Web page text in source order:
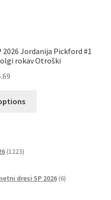
Jordanija Pickford #1
rokav Otroški
izberete
1223izdelkov
dresi SP 2026 6izdelkov